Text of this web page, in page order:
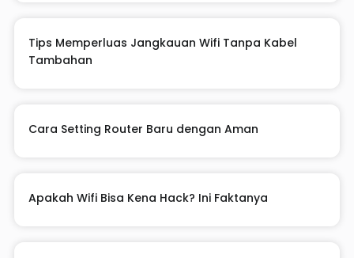
Tips Memperluas Jangkauan Wifi Tanpa Kabel
Tambahan
Cara Setting Router Baru dengan Aman
Apakah Wifi Bisa Kena Hack? Ini Faktanya